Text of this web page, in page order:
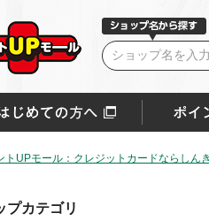
トUPモール：クレジットカードならしん
プカテゴリ